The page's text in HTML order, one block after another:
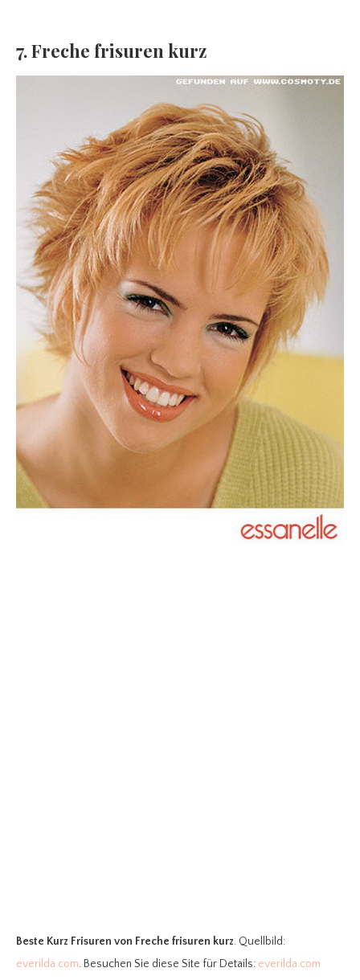
7. Freche frisuren kurz
Beste Kurz Frisuren von Freche frisuren kurz. Quellbild:
everilda.com. Besuchen Sie diese Site für Details: everilda.com